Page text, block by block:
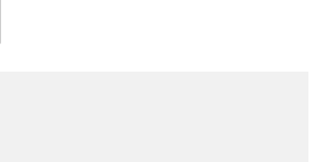
In 1912 was hij er al in een
samen met Emile Jacques en in 1924